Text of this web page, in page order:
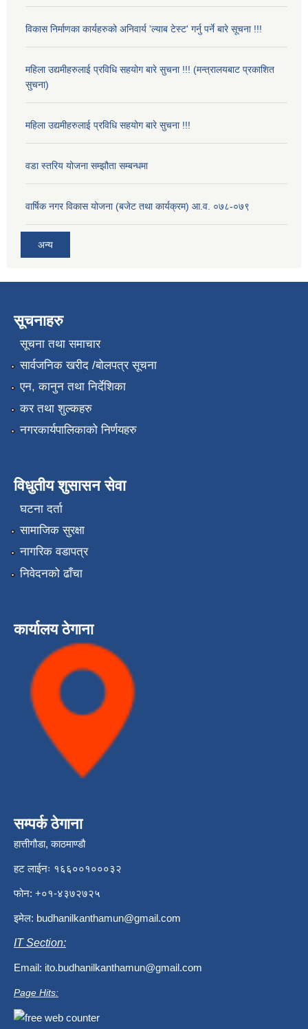
विकास निर्माणका कार्यहरुको अनिवार्य 'ल्याब टेस्ट' गर्नु पर्ने बारे सूचना !!!
महिला उद्यमीहरुलाई प्रविधि सहयोग बारे सुचना !!! (मन्त्रालयबाट प्रकाशित
सुचना)
महिला उद्यमीहरुलाई प्रविधि सहयोग बारे सुचना !!!
वडा स्तरिय योजना सम्झौता सम्बन्धमा
वार्षिक नगर विकास योजना (बजेट तथा कार्यक्रम) आ.व. ०७८-०७९
अन्य
सूचनाहरु
सूचना तथा समाचार
सार्वजनिक खरीद /बोलपत्र सूचना
एन, कानुन तथा निर्देशिका
कर तथा शुल्कहरु
नगरकार्यपालिकाको निर्णयहरु
विधुतीय शुसासन सेवा
घटना दर्ता
सामाजिक सुरक्षा
नागरिक वडापत्र
निवेदनको ढाँचा
कार्यालय ठेगाना
सम्पर्क ठेगाना
हात्तीगौडा, काठमाण्डौ
हट लाईनः १६६००१०००३२
फोन: +०१-४३७२७२५
इमेल: budhanilkanthamun@gmail.com
IT Section:
Email: ito.budhanilkanthamun@gmail.com
Page Hits: